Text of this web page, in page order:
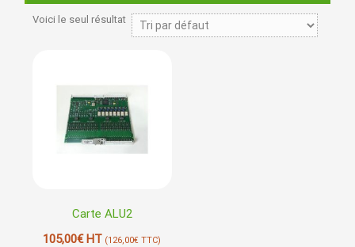
Voici le seul résultat
Carte ALU2
105,00€HT (126,00€ TTC)